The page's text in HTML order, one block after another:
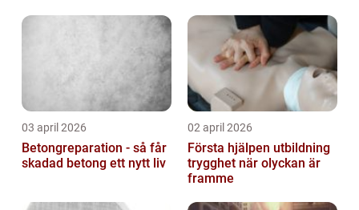
03 april 2026
Betongreparation - så får
skadad betong ett nytt liv
02 april 2026
Första hjälpen utbildning
trygghet när olyckan är
framme